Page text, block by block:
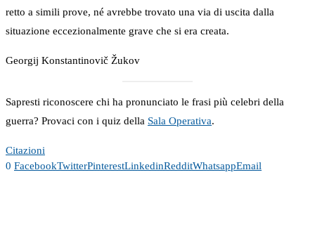
retto a simili prove, né avrebbe trovato una via di uscita dalla
situazione eccezionalmente grave che si era creata.
Georgij Konstantinovič Žukov
Sapresti riconoscere chi ha pronunciato le frasi più celebri della
guerra? Provaci con i quiz della Sala Operativa.
Citazioni
0 FacebookTwitterPinterestLinkedinRedditWhatsappEmail